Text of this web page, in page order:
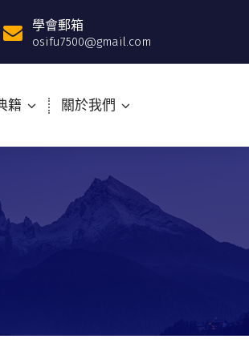
學會郵箱
osifu7500@gmail.com
籍 關於我們